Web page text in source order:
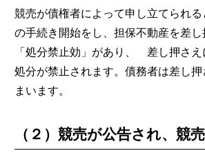
競売が債権者によって申し立てられ
の手続き開始をし、担保不動産を差
「処分禁止効」があり、 差し押さ
処分が禁止されます。債務者は差し
まいます。
（２）競売が公告され、競